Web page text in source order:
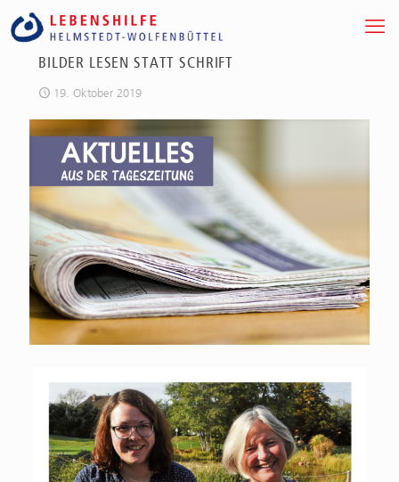
BILDER LESEN STATT SCHRIFT
19. Oktober 2019